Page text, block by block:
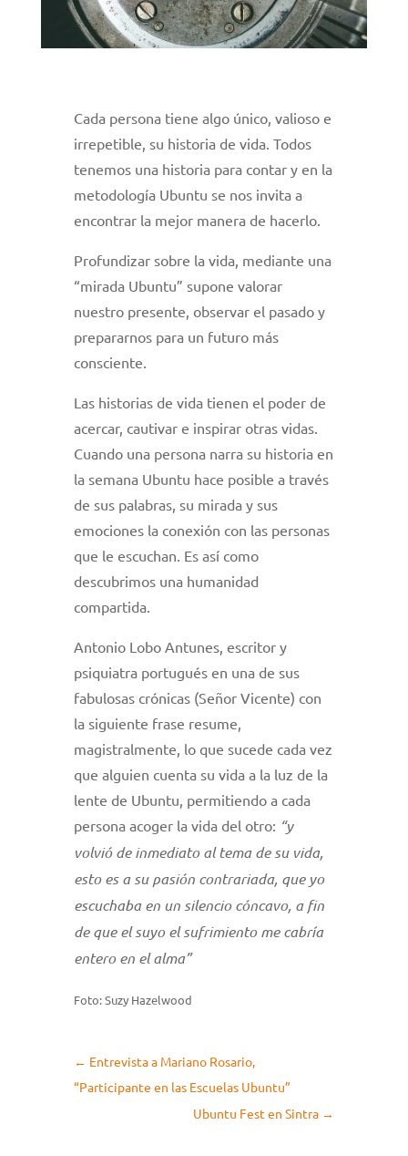
Cada persona tiene algo único, valioso e
irrepetible, su historia de vida. Todos
tenemos una historia para contar y en la
metodología Ubuntu se nos invita a
encontrar la mejor manera de hacerlo.
Profundizar sobre la vida, mediante una
“mirada Ubuntu” supone valorar
nuestro presente, observar el pasado y
prepararnos para un futuro más
consciente.
Las historias de vida tienen el poder de
acercar, cautivar e inspirar otras vidas.
Cuando una persona narra su historia en
la semana Ubuntu hace posible a través
de sus palabras, su mirada y sus
emociones la conexión con las personas
que le escuchan. Es así como
descubrimos una humanidad
compartida.
Antonio Lobo Antunes, escritor y
psiquiatra portugués en una de sus
fabulosas crónicas (Señor Vicente) con
la siguiente frase resume,
magistralmente, lo que sucede cada vez
que alguien cuenta su vida a la luz de la
lente de Ubuntu, permitiendo a cada
persona acoger la vida del otro: “y
volvió de inmediato al tema de su vida,
esto es a su pasión contrariada, que yo
escuchaba en un silencio cóncavo, a fin
de que el suyo el sufrimiento me cabría
entero en el alma”
Foto: Suzy Hazelwood
← Entrevista a Mariano Rosario,
“Participante en las Escuelas Ubuntu”
Ubuntu Fest en Sintra →